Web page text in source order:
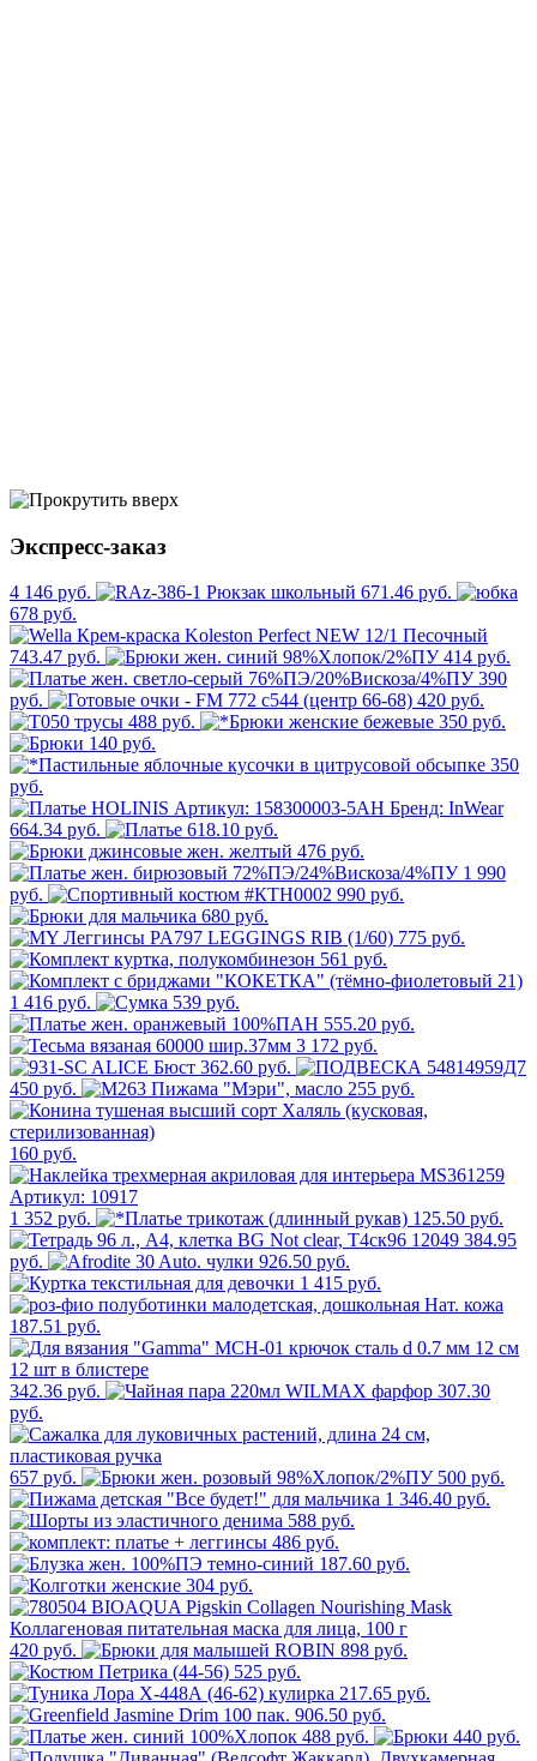
Экспресс-заказ
4 146 руб.
671.46 руб.
678 руб.
743.47 руб.
414 руб.
390
руб.
420 руб.
488 руб.
350 руб.
140 руб.
350
руб.
664.34 руб.
618.10 руб.
476 руб.
1 990
руб.
990 руб.
680 руб.
775 руб.
561 руб.
1 416 руб.
539 руб.
555.20 руб.
3 172 руб.
362.60 руб.
450 руб.
255 руб.
160 руб.
1 352 руб.
125.50 руб.
384.95
руб.
926.50 руб.
1 415 руб.
187.51 руб.
342.36 руб.
307.30
руб.
657 руб.
500 руб.
1 346.40 руб.
588 руб.
486 руб.
187.60 руб.
304 руб.
420 руб.
898 руб.
525 руб.
217.65 руб.
906.50 руб.
488 руб.
440 руб.